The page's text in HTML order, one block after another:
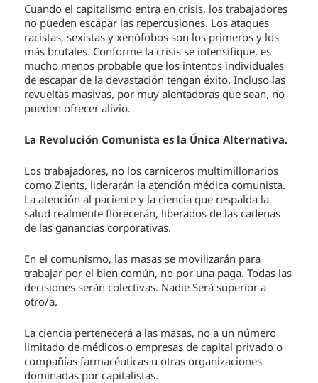
Cuando el capitalismo entra en crisis, los trabajadores
no pueden escapar las repercusiones. Los ataques
racistas, sexistas y xenófobos son los primeros y los
más brutales. Conforme la crisis se intensifique, es
mucho menos probable que los intentos individuales
de escapar de la devastación tengan éxito. Incluso las
revueltas masivas, por muy alentadoras que sean, no
pueden ofrecer alivio.
La Revolución Comunista es la Única Alternativa.
Los trabajadores, no los carniceros multimillonarios
como Zients, liderarán la atención médica comunista.
La atención al paciente y la ciencia que respalda la
salud realmente florecerán, liberados de las cadenas
de las ganancias corporativas.
En el comunismo, las masas se movilizarán para
trabajar por el bien común, no por una paga. Todas las
decisiones serán colectivas. Nadie Será superior a
otro/a.
La ciencia pertenecerá a las masas, no a un número
limitado de médicos o empresas de capital privado o
compañías farmacéuticas u otras organizaciones
dominadas por capitalistas.